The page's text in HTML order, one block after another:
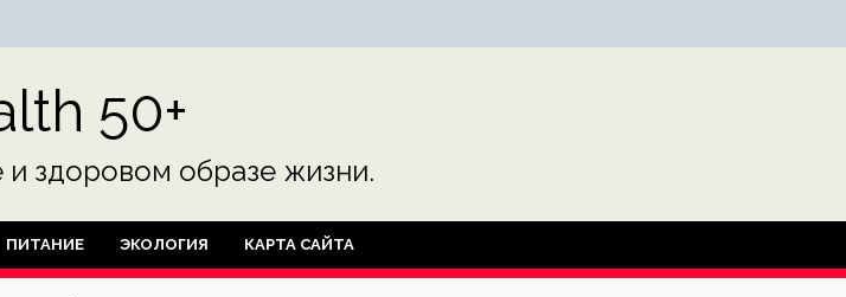
50+
здоровом образе жизни.
ПИТАНИЕ ЭКОЛОГИЯ КАРТА САЙТА